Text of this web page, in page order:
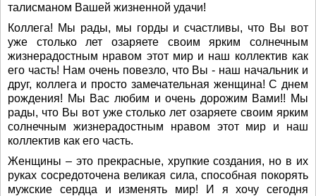
талисманом Вашей жизненной удачи!
Коллега! Мы рады, мы горды и счастливы, что Вы вот
уже столько лет озаряете своим ярким солнечным
жизнерадостным нравом этот мир и наш коллектив как
его часть! Нам очень повезло, что Вы - наш начальник и
друг, коллега и просто замечательная женщина! С днем
рождения! Мы Вас любим и очень дорожим Вами!! Мы
рады, что Вы вот уже столько лет озаряете своим ярким
солнечным жизнерадостным нравом этот мир и наш
коллектив как его часть.
Женщины – это прекрасные, хрупкие создания, но в их
руках сосредоточена великая сила, способная покорять
мужские сердца и изменять мир! И я хочу сегодня